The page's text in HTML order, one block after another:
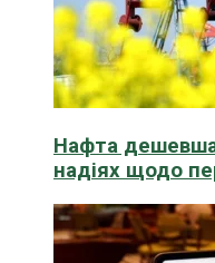
Нафта
надіях щодо